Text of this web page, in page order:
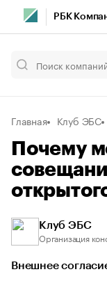
РБК
Главная Клуб ЭБС
Почему
Клуб ЭБС
Организация
Внешнее